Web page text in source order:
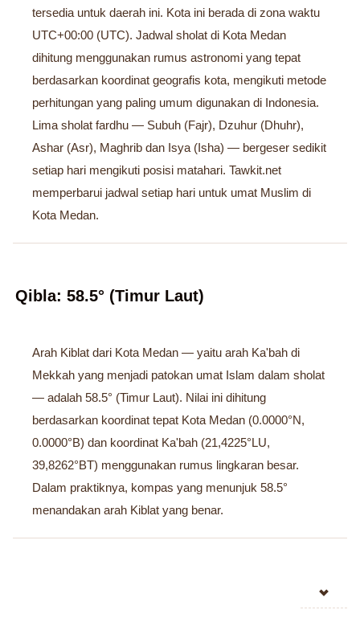
tersedia untuk daerah ini. Kota ini berada di zona waktu
UTC+00:00 (UTC). Jadwal sholat di Kota Medan
dihitung menggunakan rumus astronomi yang tepat
berdasarkan koordinat geografis kota, mengikuti metode
perhitungan yang paling umum digunakan di Indonesia.
Lima sholat fardhu — Subuh (Fajr), Dzuhur (Dhuhr),
Ashar (Asr), Maghrib dan Isya (Isha) — bergeser sedikit
setiap hari mengikuti posisi matahari. Tawkit.net
memperbarui jadwal setiap hari untuk umat Muslim di
Kota Medan.
Qibla: 58.5° (Timur Laut)
Arah Kiblat dari Kota Medan — yaitu arah Ka'bah di
Mekkah yang menjadi patokan umat Islam dalam sholat
— adalah 58.5° (Timur Laut). Nilai ini dihitung
berdasarkan koordinat tepat Kota Medan (0.0000°N,
0.0000°B) dan koordinat Ka'bah (21,4225°LU,
39,8262°BT) menggunakan rumus lingkaran besar.
Dalam praktiknya, kompas yang menunjuk 58.5°
menandakan arah Kiblat yang benar.